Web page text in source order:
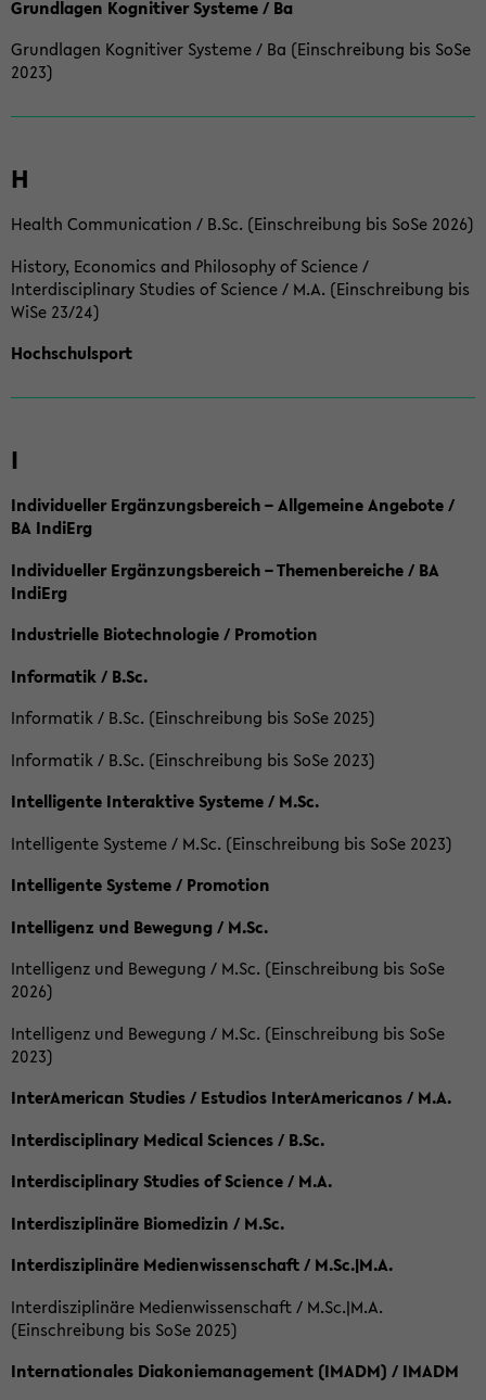
Grundlagen Kognitiver Systeme / Ba
Grundlagen Kognitiver Systeme / Ba (Einschreibung bis SoSe
2023)
H
Health Communication / B.Sc. (Einschreibung bis SoSe 2026)
History, Economics and Philosophy of Science /
Interdisciplinary Studies of Science / M.A. (Einschreibung bis
WiSe 23/24)
Hochschulsport
I
Individueller Ergänzungsbereich – Allgemeine Angebote /
BA IndiErg
Individueller Ergänzungsbereich – Themenbereiche / BA
IndiErg
Industrielle Biotechnologie / Promotion
Informatik / B.Sc.
Informatik / B.Sc. (Einschreibung bis SoSe 2025)
Informatik / B.Sc. (Einschreibung bis SoSe 2023)
Intelligente Interaktive Systeme / M.Sc.
Intelligente Systeme / M.Sc. (Einschreibung bis SoSe 2023)
Intelligente Systeme / Promotion
Intelligenz und Bewegung / M.Sc.
Intelligenz und Bewegung / M.Sc. (Einschreibung bis SoSe
2026)
Intelligenz und Bewegung / M.Sc. (Einschreibung bis SoSe
2023)
InterAmerican Studies / Estudios InterAmericanos / M.A.
Interdisciplinary Medical Sciences / B.Sc.
Interdisciplinary Studies of Science / M.A.
Interdisziplinäre Biomedizin / M.Sc.
Interdisziplinäre Medienwissenschaft / M.Sc.|M.A.
Interdisziplinäre Medienwissenschaft / M.Sc.|M.A.
(Einschreibung bis SoSe 2025)
Internationales Diakoniemanagement (IMADM) / IMADM